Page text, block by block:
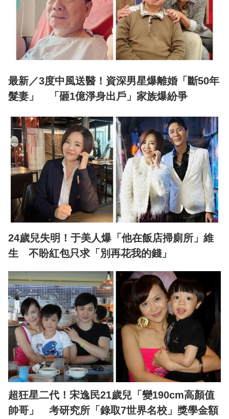
最新／3度中風送醫！資深男星爆離婚「斷50年
髮妻」 「砸1億淨身出戶」家族爆紛爭
24歲兒失明！于美人爆「他在飯店掃廁所」維
生 不盼紅包只求「別再花我的錢」
超狂星二代！宋逸民21歲兒「變190cm高顏值
帥哥」 考研究所「錄取7世界名校」獎學金額